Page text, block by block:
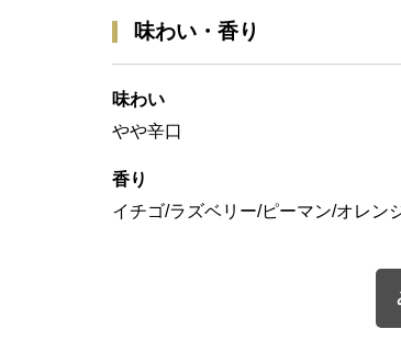
味わい・香り
味わい
やや辛口
香り
イチゴ/ラズベリー/ピーマン/オレン